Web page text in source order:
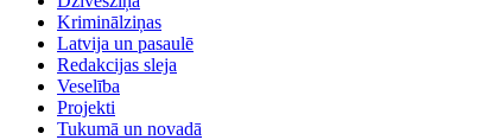
Kriminālziņas
Latvija un pasaulē
Redakcijas sleja
Veselība
Projekti
Tukumā un novadā